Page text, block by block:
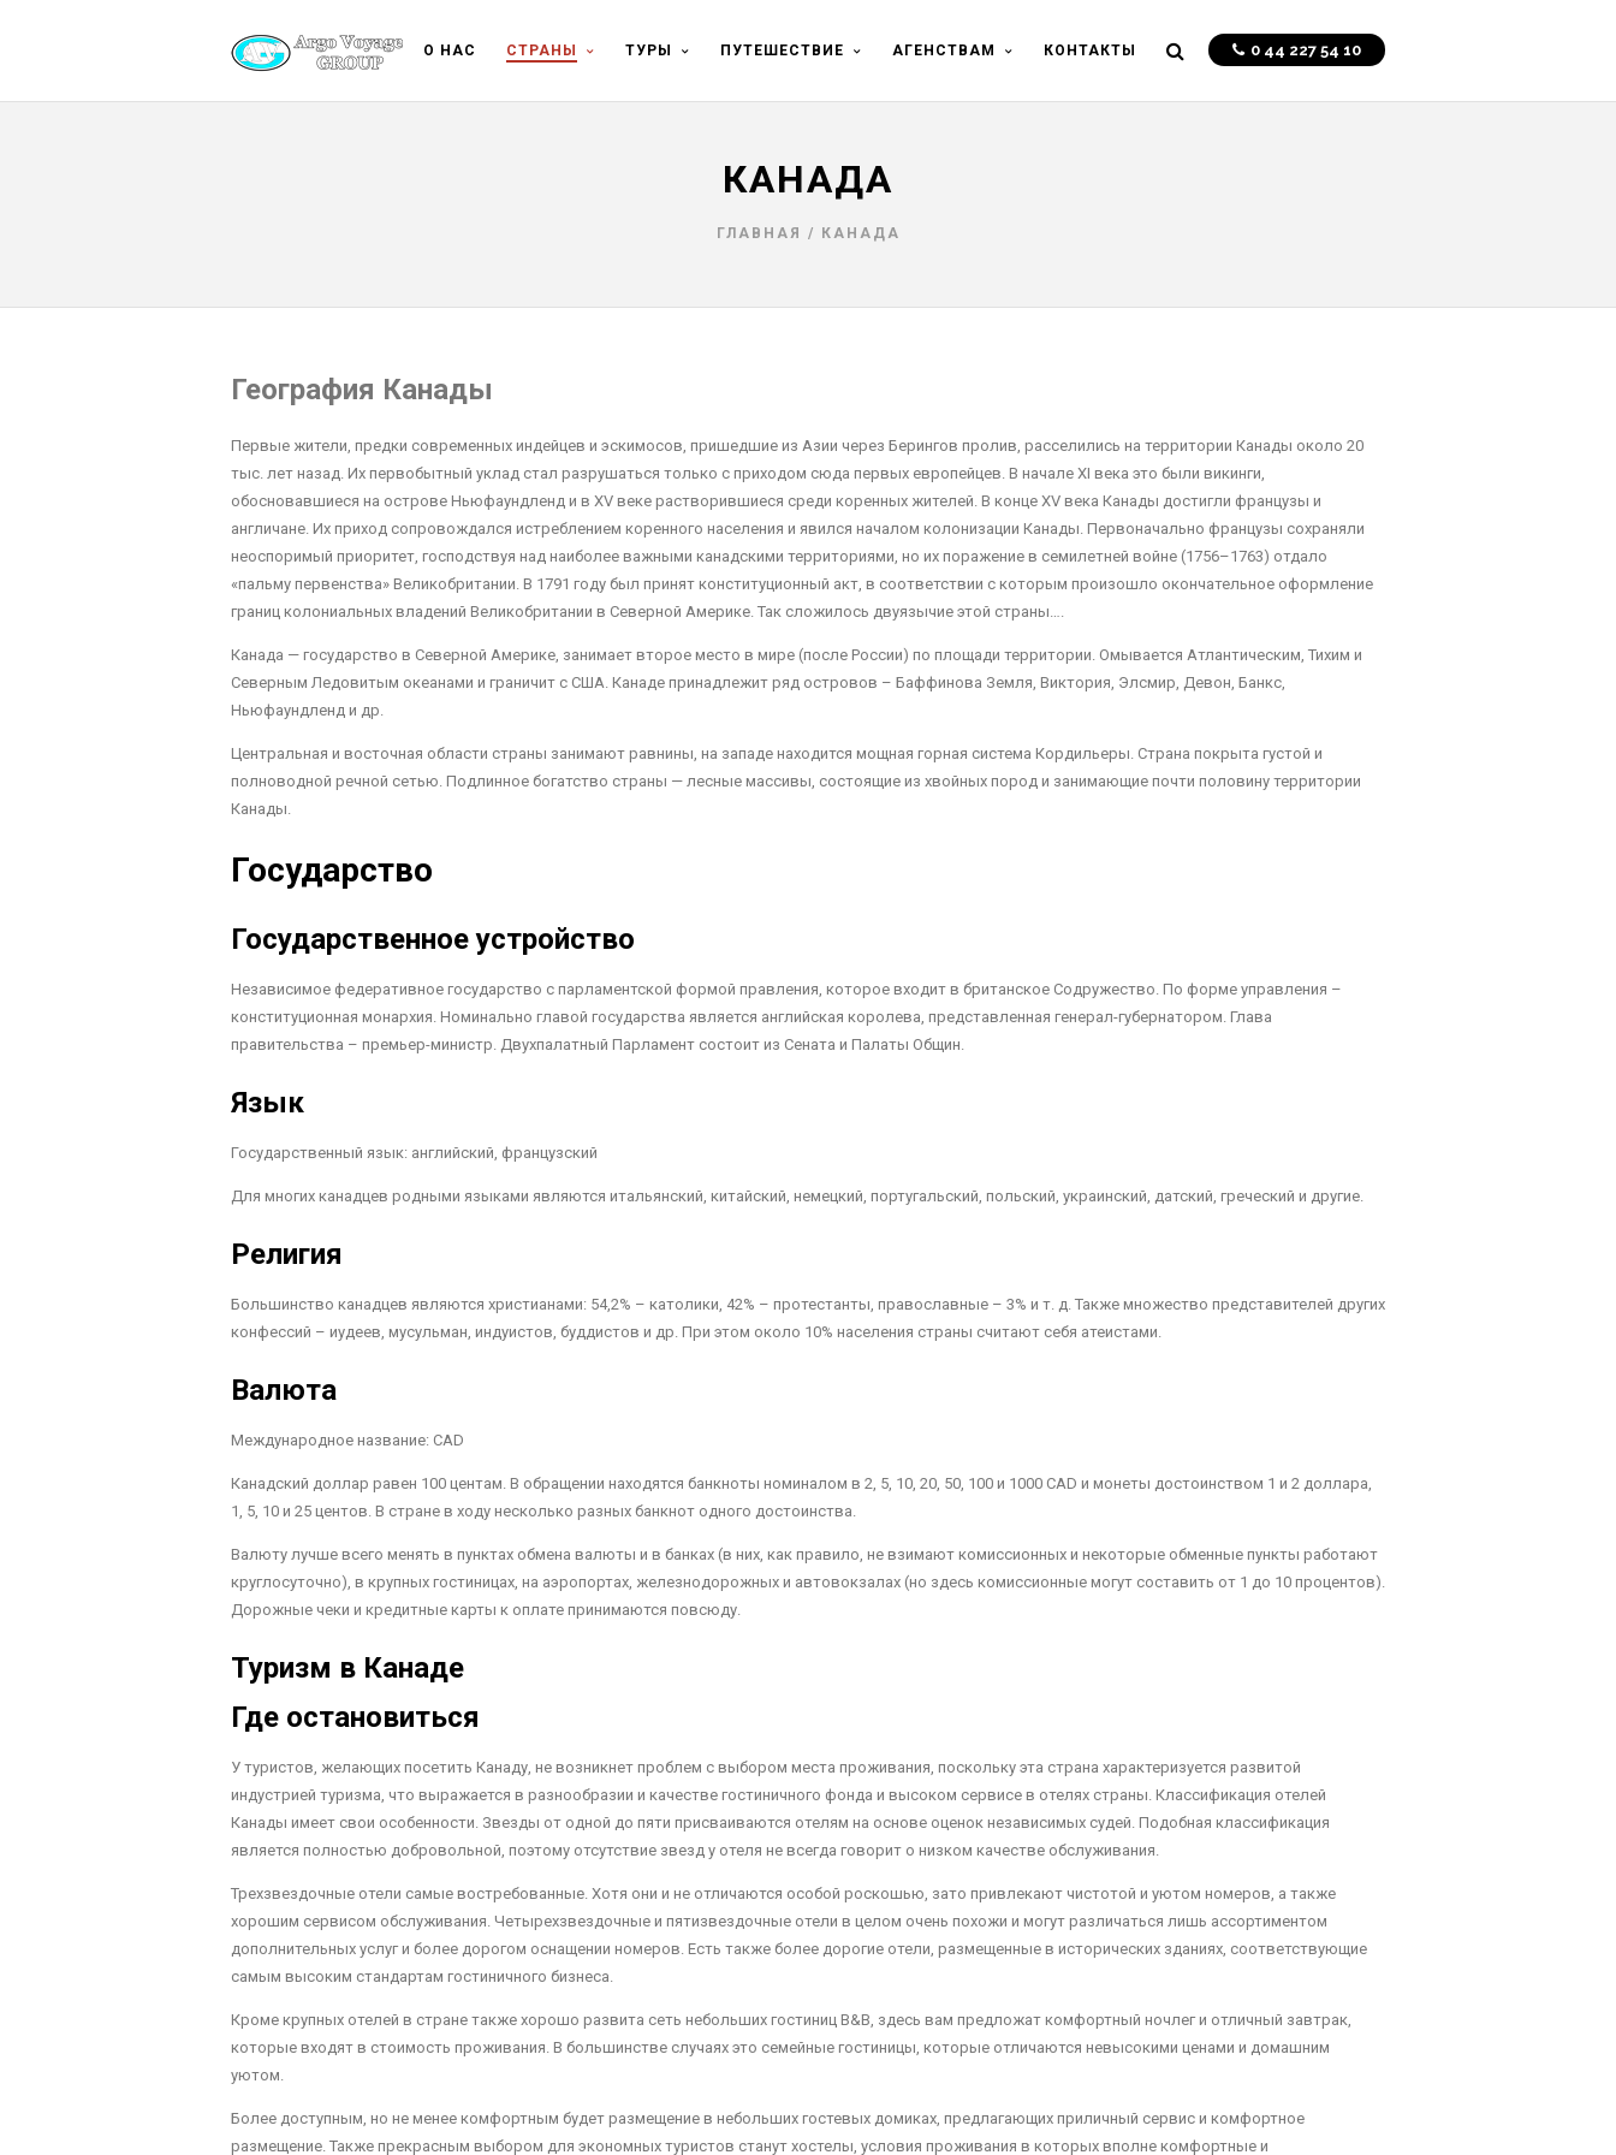
0 44 227 54 10
О НАС СТРАНЫ ТУРЫ ПУТЕШЕСТВИЕ АГЕНСТВАМ КОНТАКТЫ
КАНАДА
ГЛАВНАЯ / КАНАДА
География Канады
Первые жители, предки современных индейцев и эскимосов, пришедшие из Азии через Берингов пролив, расселились на территории Канады около 20
тыс. лет назад. Их первобытный уклад стал разрушаться только с приходом сюда первых европейцев. В начале XI века это были викинги,
обосновавшиеся на острове Ньюфаундленд и в XV веке растворившиеся среди коренных жителей. В конце XV века Канады достигли французы и
англичане. Их приход сопровождался истреблением коренного населения и явился началом колонизации Канады. Первоначально французы сохраняли
неоспоримый приоритет, господствуя над наиболее важными канадскими территориями, но их поражение в семилетней войне (1756–1763) отдало
«пальму первенства» Великобритании. В 1791 году был принят конституционный акт, в соответствии с которым произошло окончательное оформление
границ колониальных владений Великобритании в Северной Америке. Так сложилось двуязычие этой страны….
Канада — государство в Северной Америке, занимает второе место в мире (после России) по площади территории. Омывается Атлантическим, Тихим и
Северным Ледовитым океанами и граничит с США. Канаде принадлежит ряд островов – Баффинова Земля, Виктория, Элсмир, Девон, Банкс,
Ньюфаундленд и др.
Центральная и восточная области страны занимают равнины, на западе находится мощная горная система Кордильеры. Страна покрыта густой и
полноводной речной сетью. Подлинное богатство страны — лесные массивы, состоящие из хвойных пород и занимающие почти половину территории
Канады.
Государство
Государственное устройство
Независимое федеративное государство с парламентской формой правления, которое входит в британское Содружество. По форме управления –
конституционная монархия. Номинально главой государства является английская королева, представленная генерал-губернатором. Глава
правительства – премьер-министр. Двухпалатный Парламент состоит из Сената и Палаты Общин.
Язык
Государственный язык: английский, французский
Для многих канадцев родными языками являются итальянский, китайский, немецкий, португальский, польский, украинский, датский, греческий и другие.
Религия
Большинство канадцев являются христианами: 54,2% – католики, 42% – протестанты, православные – 3% и т. д. Также множество представителей других
конфессий – иудеев, мусульман, индуистов, буддистов и др. При этом около 10% населения страны считают себя атеистами.
Валюта
Международное название: CAD
Канадский доллар равен 100 центам. В обращении находятся банкноты номиналом в 2, 5, 10, 20, 50, 100 и 1000 CAD и монеты достоинством 1 и 2 доллара,
1, 5, 10 и 25 центов. В стране в ходу несколько разных банкнот одного достоинства.
Валюту лучше всего менять в пунктах обмена валюты и в банках (в них, как правило, не взимают комиссионных и некоторые обменные пункты работают
круглосуточно), в крупных гостиницах, на аэропортах, железнодорожных и автовокзалах (но здесь комиссионные могут составить от 1 до 10 процентов).
Дорожные чеки и кредитные карты к оплате принимаются повсюду.
Туризм в Канаде
Где остановиться
У туристов, желающих посетить Канаду, не возникнет проблем с выбором места проживания, поскольку эта страна характеризуется развитой
индустрией туризма, что выражается в разнообразии и качестве гостиничного фонда и высоком сервисе в отелях страны. Классификация отелей
Канады имеет свои особенности. Звезды от одной до пяти присваиваются отелям на основе оценок независимых судей. Подобная классификация
является полностью добровольной, поэтому отсутствие звезд у отеля не всегда говорит о низком качестве обслуживания.
Трехзвездочные отели самые востребованные. Хотя они и не отличаются особой роскошью, зато привлекают чистотой и уютом номеров, а также
хорошим сервисом обслуживания. Четырехзвездочные и пятизвездочные отели в целом очень похожи и могут различаться лишь ассортиментом
дополнительных услуг и более дорогом оснащении номеров. Есть также более дорогие отели, размещенные в исторических зданиях, соответствующие
самым высоким стандартам гостиничного бизнеса.
Кроме крупных отелей в стране также хорошо развита сеть небольших гостиниц B&B, здесь вам предложат комфортный ночлег и отличный завтрак,
которые входят в стоимость проживания. В большинстве случаях это семейные гостиницы, которые отличаются невысокими ценами и домашним
уютом.
Более доступным, но не менее комфортным будет размещение в небольших гостевых домиках, предлагающих приличный сервис и комфортное
размещение. Также прекрасным выбором для экономных туристов станут хостелы, условия проживания в которых вполне комфортные и